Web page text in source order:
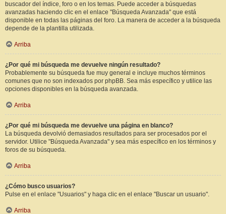
buscador del índice, foro o en los temas. Puede acceder a búsquedas
avanzadas haciendo clic en el enlace "Búsqueda Avanzada" que está
disponible en todas las páginas del foro. La manera de acceder a la búsqueda
depende de la plantilla utilizada.
Arriba
¿Por qué mi búsqueda me devuelve ningún resultado?
Probablemente su búsqueda fue muy general e incluye muchos términos
comunes que no son indexados por phpBB. Sea más específico y utilice las
opciones disponibles en la búsqueda avanzada.
Arriba
¿Por qué mi búsqueda me devuelve una página en blanco?
La búsqueda devolvió demasiados resultados para ser procesados por el
servidor. Utilice "Búsqueda Avanzada" y sea más específico en los términos y
foros de su búsqueda.
Arriba
¿Cómo busco usuarios?
Pulse en el enlace "Usuarios" y haga clic en el enlace "Buscar un usuario".
Arriba